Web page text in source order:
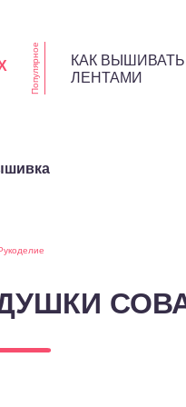
Популярное
КАК ВЫШИВАТЬ
ЛЕНТАМИ